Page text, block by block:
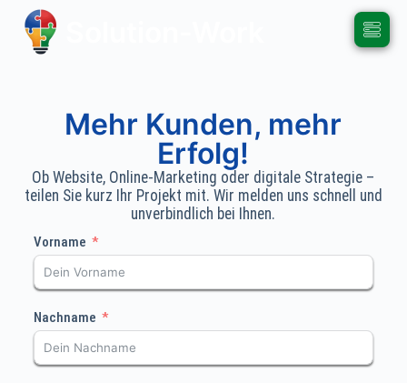
Mehr Kunden, mehr
Erfolg!
Ob Website, Online-Marketing oder digitale Strategie –
teilen Sie kurz Ihr Projekt mit. Wir melden uns schnell und
unverbindlich bei Ihnen.
Vorname
Nachname